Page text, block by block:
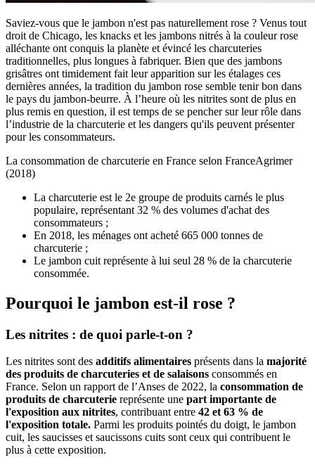
Saviez-vous que le jambon n'est pas naturellement rose ? Venus tout
droit de Chicago, les knacks et les jambons nitrés à la couleur rose
alléchante ont conquis la planète et évincé les charcuteries
traditionnelles, plus longues à fabriquer. Bien que des jambons
grisâtres ont timidement fait leur apparition sur les étalages ces
dernières années, la tradition du jambon rose semble tenir bon dans
le pays du jambon-beurre. À l’heure où les nitrites sont de plus en
plus remis en question, il est temps de se pencher sur leur rôle dans
l’industrie de la charcuterie et les dangers qu'ils peuvent présenter
pour les consommateurs.
La consommation de charcuterie en France selon FranceAgrimer
(2018)
La charcuterie est le 2e groupe de produits carnés le plus
populaire, représentant 32 % des volumes d'achat des
consommateurs ;
En 2018, les ménages ont acheté 665 000 tonnes de
charcuterie ;
Le jambon cuit représente à lui seul 28 % de la charcuterie
consommée.
Pourquoi le jambon est-il rose ?
Les nitrites : de quoi parle-t-on ?
Les nitrites sont des additifs alimentaires présents dans la majorité
des produits de charcuteries et de salaisons consommés en
France. Selon un rapport de l’Anses de 2022, la consommation de
produits de charcuterie représente une part importante de
l'exposition aux nitrites, contribuant entre 42 et 63 % de
l'exposition totale. Parmi les produits pointés du doigt, le jambon
cuit, les saucisses et saucissons cuits sont ceux qui contribuent le
plus à cette exposition.